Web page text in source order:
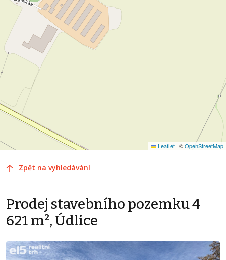
Leaflet | ©OpenStreetMap
Zpět na vyhledávání
Prodej stavebního pozemku 4
621 m², Údlice